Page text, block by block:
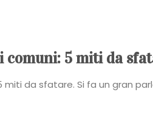
5 miti da
miti da sfatare. Si fa un gran